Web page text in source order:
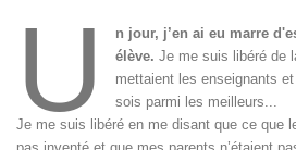
U
n jour, j’en ai eu marre
élève.Je me suis libéré de
mettaient les enseignants
sois parmi les meilleurs...
Je me suis libéré en me disant que ce que